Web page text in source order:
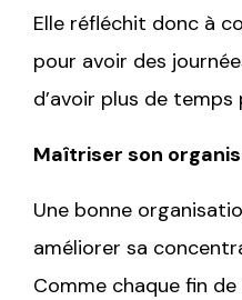
Elle réfléchit donc à
pour avoir des
d’avoir plus de temps
Maîtriser son
Une bonne
améliorer sa
Comme chaque fin